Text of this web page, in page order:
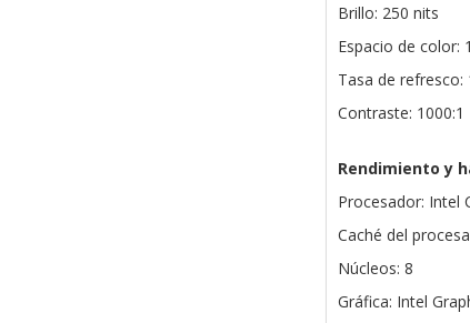
Brillo: 250 nits
Espacio de color:
Tasa de refresco:
Contraste: 1000:1
Rendimiento y
Procesador: Intel
Caché del
Núcleos: 8
Gráfica: Intel